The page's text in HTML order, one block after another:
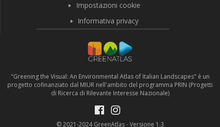
Impostazioni cookie
Informativa privacy
"Greening the Visual: An Environmental Atlas of Italian Landscapes" è un
progetto cofinanziato dal MIUR nell'ambito del programma PRIN (Progetti
di Ricerca di Rilevante Interesse Nazionale)
© 2021-2024 GreenAtlas - Versione 1.3